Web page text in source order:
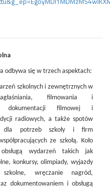
odbywa się w trzech aspektach:
szkolnych i zewnętrznych w
filmowania i
dokumentacji filmowej i
radiowych, a także spotów
dla potrzeb szkoły i firm
ze szkołą. Koło
wydarzeń takich jak
konkursy, olimpiady, wyjazdy
wręczanie nagród,
dokumentowaniem i obsługą